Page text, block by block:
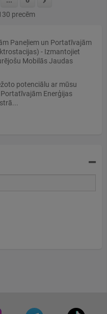
precēm
Paneļiem un Portatīvajām
- Izmantojiet
Mobilās Jaudas
potenciālu ar mūsu
Enerģijas